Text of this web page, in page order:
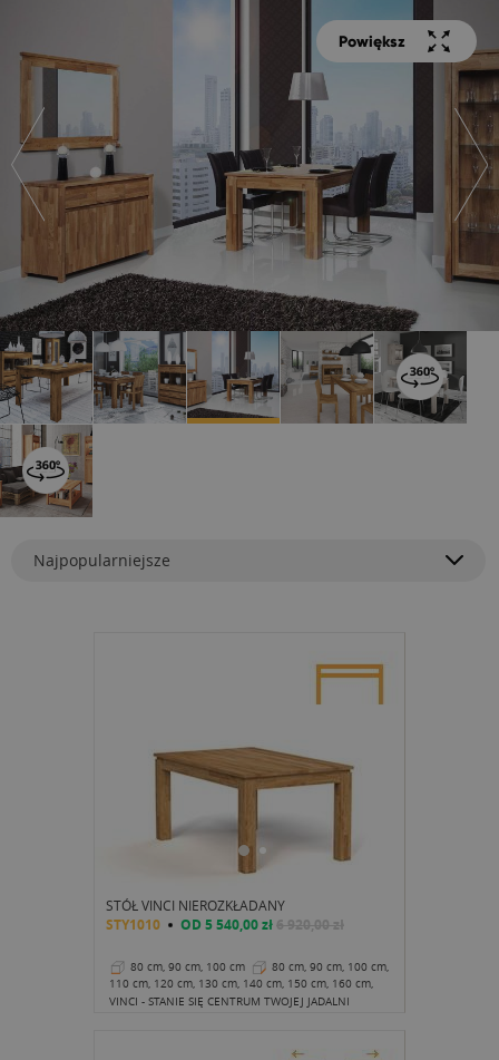
Powiększ
Najpopularniejsze
STÓŁ VINCI NIEROZKŁADANY
STY1010 OD 5 540,00 zł6 920,00 zł
80 cm, 90 cm, 100 cm
80 cm, 90 cm, 100 cm,
110 cm, 120 cm, 130 cm, 140 cm, 150 cm, 160 cm,
170 cm, 180 cm, 190 cm, 200 cm
77 cm
VINCI - STANIE SIĘ CENTRUM TWOJEJ JADALNI